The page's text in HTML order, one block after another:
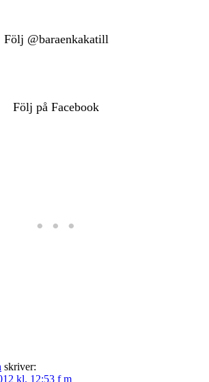
Följ @baraenkakatill
Följ på Facebook
skriver:
kl. 12:53 f m